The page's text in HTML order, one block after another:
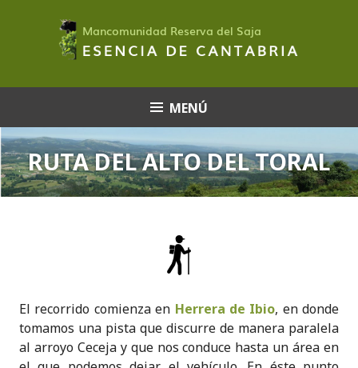
contenido
MENÚ
RUTA DEL ALTO DEL TORAL
El recorrido comienza en Herrera de Ibio, en donde
tomamos una pista que discurre de manera paralela
al arroyo Ceceja y que nos conduce hasta un área en